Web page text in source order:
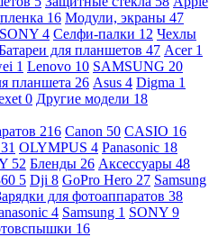
16 Модули, экраны 47
SONY 4 Селфи-палки 12 Чехлы
для планшетов 47 Acer 1
1 Lenovo 10 SAMSUNG 20
планшета 26 Asus 4 Digma 1
0 Другие модели 18
216 Canon 50 CASIO 16
31 OLYMPUS 4 Panasonic 18
52 Бленды 26 Аксессуары 48
5 Dji 8 GoPro Hero 27 Samsung
для фотоаппаратов 38
4 Samsung 1 SONY 9
16